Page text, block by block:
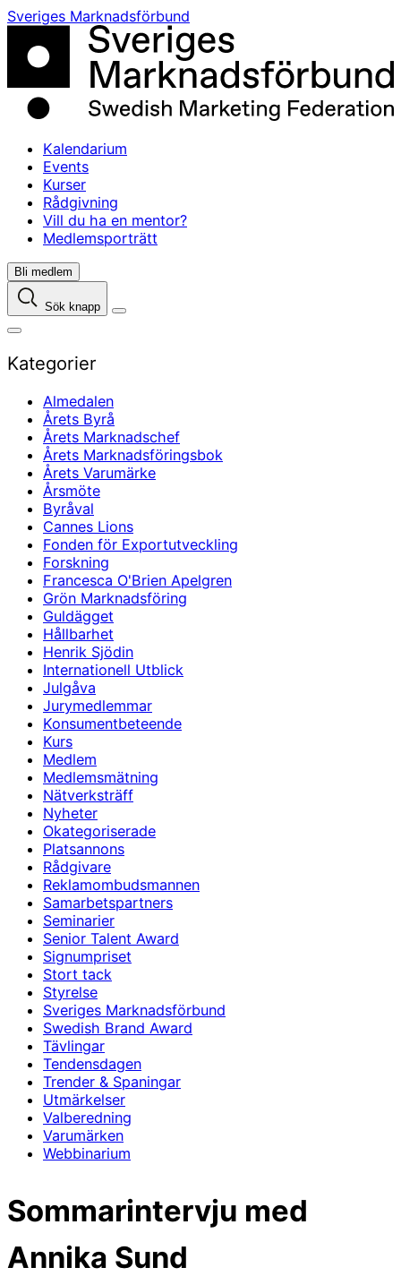
Skip
content
Sveriges Marknadsförbund
Kalendarium
Events
Kurser
Rådgivning
Vill du ha en mentor?
Medlemsporträtt
Bli medlem
Sök knapp
Kategorier
Almedalen
Årets Byrå
Årets Marknadschef
Årets Marknadsföringsbok
Årets Varumärke
Årsmöte
Byråval
Cannes Lions
Fonden för Exportutveckling
Forskning
Francesca O'Brien Apelgren
Grön Marknadsföring
Guldägget
Hållbarhet
Henrik Sjödin
Internationell Utblick
Julgåva
Jurymedlemmar
Konsumentbeteende
Kurs
Medlem
Medlemsmätning
Nätverksträff
Nyheter
Okategoriserade
Platsannons
Rådgivare
Reklamombudsmannen
Samarbetspartners
Seminarier
Senior Talent Award
Signumpriset
Stort tack
Styrelse
Sveriges Marknadsförbund
Swedish Brand Award
Tävlingar
Tendensdagen
Trender & Spaningar
Utmärkelser
Valberedning
Varumärken
Webbinarium
Sommarintervju med
Annika Sund